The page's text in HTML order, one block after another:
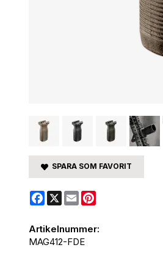
SPARA SOM FAVORIT
Facebook
X Email
Artikelnummer:
MAG412-FDE